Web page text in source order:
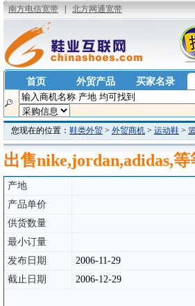
首页 外贸产品 买家名录
您现在的位置： 鞋类外贸 > 外贸商机 > 运动鞋 >
出售nike,jordan,adidas,
产地
产品单价
供货数量
最小订量
发布日期
2006-11-29
截止日期
2006-12-29